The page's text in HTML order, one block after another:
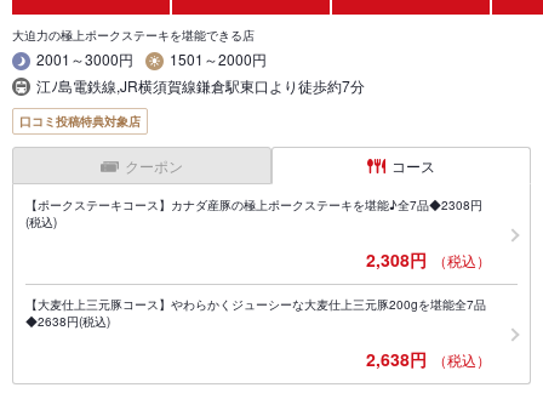
大迫力の極上ポークステーキを堪能できる店
2001～3000円
1501～2000円
江ﾉ島電鉄線,JR横須賀線鎌倉駅東口より徒歩約7分
口コミ投稿特典対象店
クーポン コース
【ポークステーキコース】カナダ産豚の極上ポークステーキを堪能♪全7品◆2308円
(税込)
2,308円 （税込）
【大麦仕上三元豚コース】やわらかくジューシーな大麦仕上三元豚200gを堪能全7品
◆2638円(税込)
2,638円 （税込）